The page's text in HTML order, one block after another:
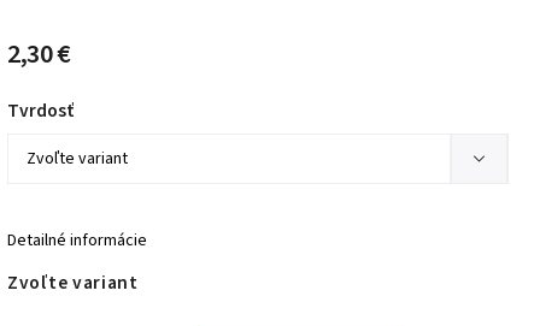
2,30 €
Zvoľte variant
Tvrdosť
Detailné informácie